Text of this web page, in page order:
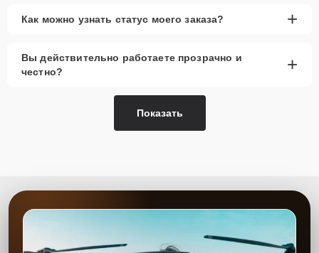
Как можно узнать статус моего заказа? +
Вы действительно работаете прозрачно и
честно?
+
Показать